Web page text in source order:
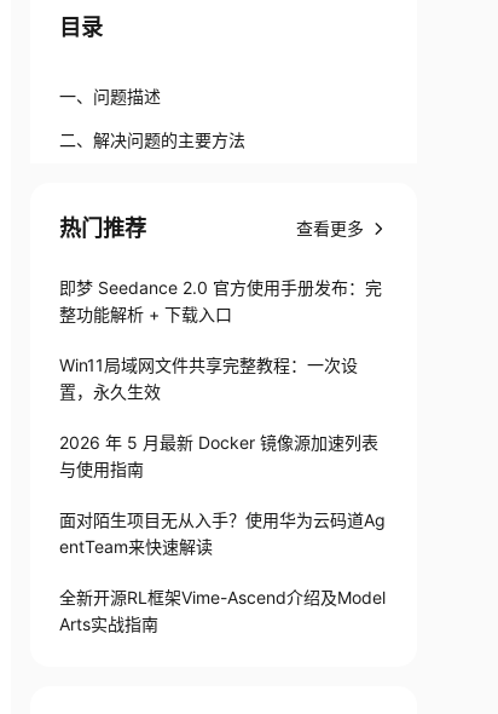
目录
一、问题描述
二、解决问题的主要方法
热门推荐 查看更多
即梦 Seedance 2.0 官方使用手册发布：完
整功能解析 + 下载入口
Win11局域网文件共享完整教程：一次设
置，永久生效
2026 年 5 月最新 Docker 镜像源加速列表
与使用指南
面对陌生项目无从入手？使用华为云码道Ag
entTeam来快速解读
全新开源RL框架Vime-Ascend介绍及Model
Arts实战指南